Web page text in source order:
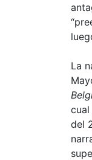
La
del